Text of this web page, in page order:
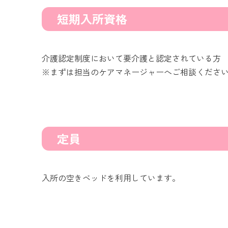
短期入所資格
介護認定制度において要介護と認定されている方
※まずは担当のケアマネージャーへご相談くださ
定員
入所の空きベッドを利用しています。